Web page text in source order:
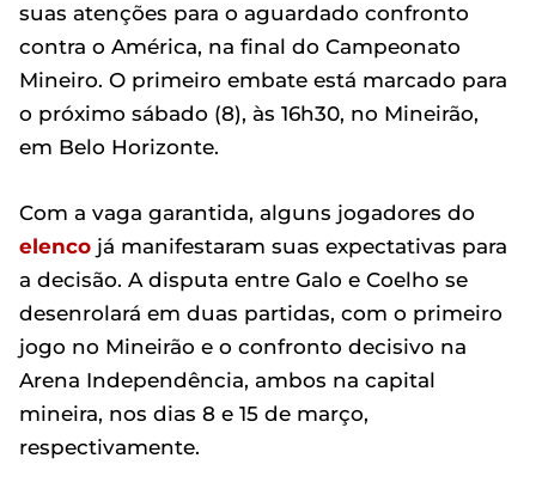
suas atenções para o aguardado confronto
contra o América, na final do Campeonato
Mineiro. O primeiro embate está marcado para
o próximo sábado (8), às 16h30, no Mineirão,
em Belo Horizonte.
Com a vaga garantida, alguns jogadores do
elenco já manifestaram suas expectativas para
a decisão. A disputa entre Galo e Coelho se
desenrolará em duas partidas, com o primeiro
jogo no Mineirão e o confronto decisivo na
Arena Independência, ambos na capital
mineira, nos dias 8 e 15 de março,
respectivamente.